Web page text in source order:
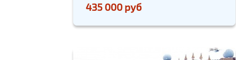
435 000 руб